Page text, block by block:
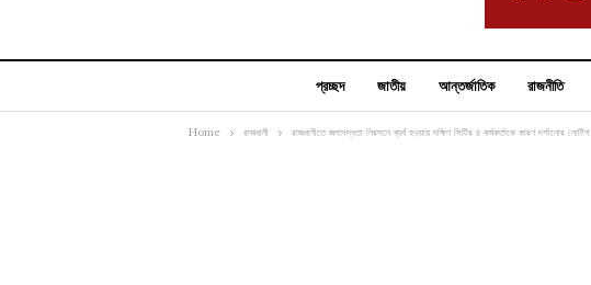
প্রচ্ছদ জাতীয় আন্তর্জাতিক রাজনীতি
Home রাজধানী রাজধানীতে জলাবদ্ধতা নিরসনে ব্যর্থ হওয়ায় দক্ষিণ সিটির ৪ কর্মকর্তাকে কারণ দর্শানোর নোটিশ